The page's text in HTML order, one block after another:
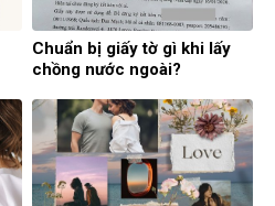
Chuẩn bị giấy tờ gì khi lấy
chồng nước ngoài?